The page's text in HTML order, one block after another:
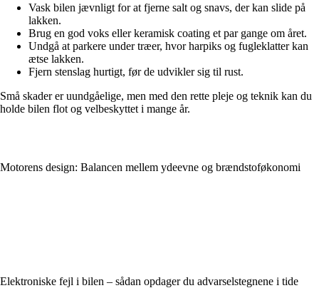
Vask bilen jævnligt for at fjerne salt og snavs, der kan slide på
lakken.
Brug en god voks eller keramisk coating et par gange om året.
Undgå at parkere under træer, hvor harpiks og fugleklatter kan
ætse lakken.
Fjern stenslag hurtigt, før de udvikler sig til rust.
Små skader er uundgåelige, men med den rette pleje og teknik kan du
holde bilen flot og velbeskyttet i mange år.
Motorens design: Balancen mellem ydeevne og brændstoføkonomi
Elektroniske fejl i bilen – sådan opdager du advarselstegnene i tide